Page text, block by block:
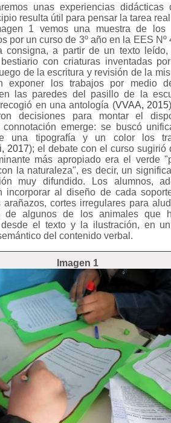
unas experiencias didácticas
resulta útil para pensar la tarea
1 vemos una muestra de los
por un curso de 3º año en la EES Nº
consigna, a partir de un texto leído,
con criaturas inventadas
de la escritura y revisión de la
exponer los trabajos por medio
las paredes del pasillo de la
en una antología (VVAA, 2015
decisiones para montar el
emerge: se buscó
una tipografía y un color los
2017); el debate con el curso sugirió
más apropiado era el verde
la naturaleza", es decir, un
muy difundido. Los alumnos,
incorporar al diseño de cada
araña­zos, cortes irregulares para
de algunos de los animales que
desde el texto y la ilustración, en
del contenido verbal.
Imagen 1